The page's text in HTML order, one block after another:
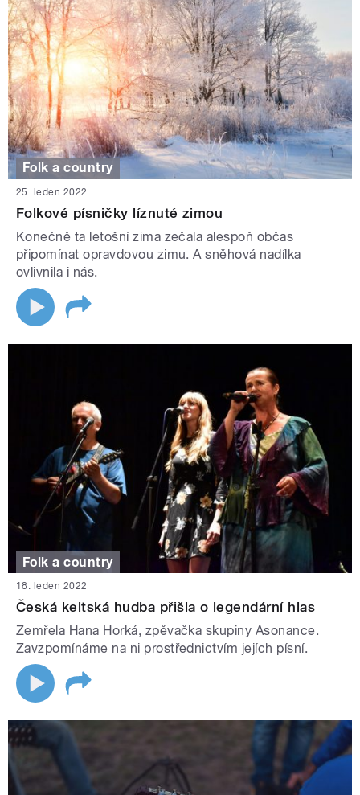
Folk a country
25. leden 2022
Folkové písničky líznuté zimou
Konečně ta letošní zima zečala alespoň občas
připomínat opravdovou zimu. A sněhová nadílka
ovlivnila i nás.
Folk a country
18. leden 2022
Česká keltská hudba přišla o legendární hlas
Zemřela Hana Horká, zpěvačka skupiny Asonance.
Zavzpomínáme na ni prostřednictvím jejích písní.